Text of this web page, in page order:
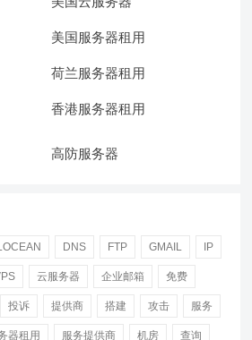
美国服务器租用
荷兰服务器租用
香港服务器租用
高防服务器
DNS FTP GMAIL IP
云服务器 企业邮箱 免费
投诉 提供商 搭建 攻击 服务
器租用 服务提供商 机房 查询